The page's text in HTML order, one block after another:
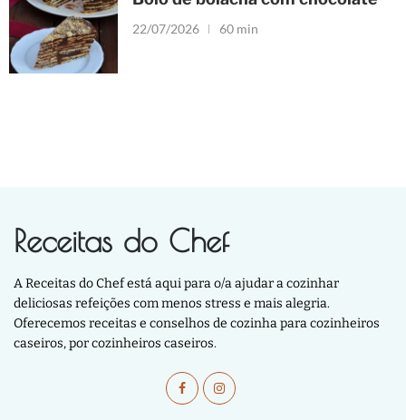
22/07/2026 60 min
Receitas do Chef
A Receitas do Chef está aqui para o/a ajudar a cozinhar
deliciosas refeições com menos stress e mais alegria.
Oferecemos receitas e conselhos de cozinha para cozinheiros
caseiros, por cozinheiros caseiros.